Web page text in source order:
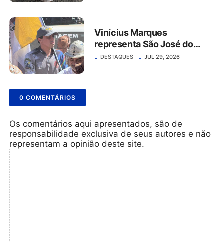
Vinícius Marques
representa São José do
Belmonte na 56ª Missa do
DESTAQUES JUL 29, 2026
0 COMENTÁRIOS
Os comentários aqui apresentados, são de
responsabilidade exclusiva de seus autores e não
representam a opinião deste site.